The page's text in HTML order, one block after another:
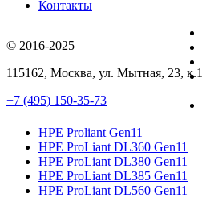
Контакты
© 2016-2025
115162, Москва, ул. Мытная, 23, к.1
+7 (495) 150-35-73
HPE Proliant Gen11
HPE ProLiant DL360 Gen11
HPE ProLiant DL380 Gen11
HPE ProLiant DL385 Gen11
HPE ProLiant DL560 Gen11